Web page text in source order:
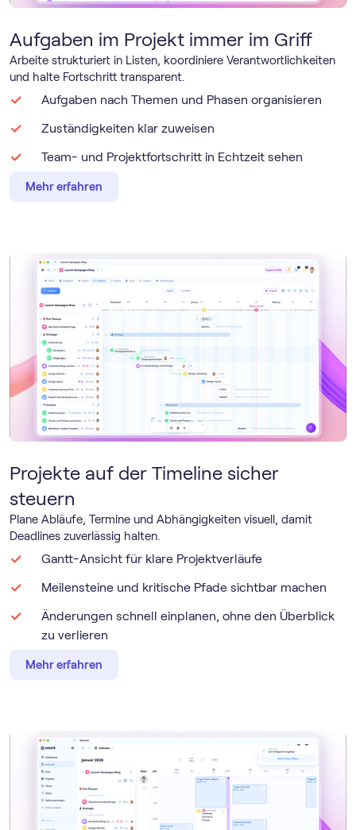
Aufgaben im Projekt immer im Griff
Arbeite strukturiert in Listen, koordiniere Verantwortlichkeiten
und halte Fortschritt transparent.
Aufgaben nach Themen und Phasen organisieren
Zuständigkeiten klar zuweisen
Team- und Projektfortschritt in Echtzeit sehen
Mehr erfahren
Projekte auf der Timeline sicher
steuern
Plane Abläufe, Termine und Abhängigkeiten visuell, damit
Deadlines zuverlässig halten.
Gantt-Ansicht für klare Projektverläufe
Meilensteine und kritische Pfade sichtbar machen
Änderungen schnell einplanen, ohne den Überblick
zu verlieren
Mehr erfahren